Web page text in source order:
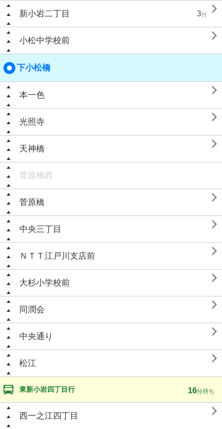
新小岩二丁目 3分 
小松中学校前 
下小松橋
本一色 
光照寺 
天神橋 
菅原橋西
菅原橋 
中央三丁目 
ＮＴＴ江戸川支店前 
大杉小学校前 
同潤会 
中央通り 
松江 
東新小岩四丁目行 16分待ち
西一之江四丁目 